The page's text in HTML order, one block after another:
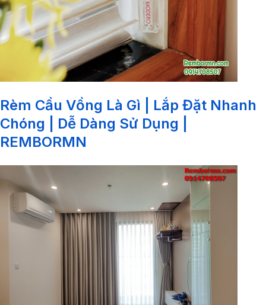
Rèm Cầu Vồng Là Gì | Lắp Đặt Nhanh
Chóng | Dễ Dàng Sử Dụng |
REMBORMN